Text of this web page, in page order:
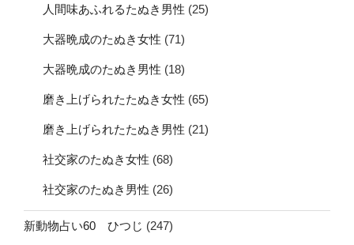
人間味あふれるたぬき男性 (25)
大器晩成のたぬき女性 (71)
大器晩成のたぬき男性 (18)
磨き上げられたたぬき女性 (65)
磨き上げられたたぬき男性 (21)
社交家のたぬき女性 (68)
社交家のたぬき男性 (26)
新動物占い60 ひつじ (247)